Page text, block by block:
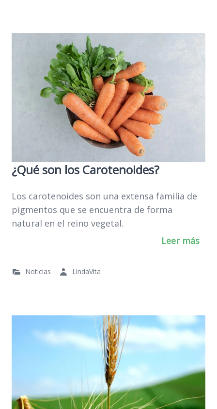
¿Qué son los Carotenoides?
Los carotenoides son una extensa familia de
pigmentos que se encuentra de forma
natural en el reino vegetal.
Leer más
Noticias LindaVita